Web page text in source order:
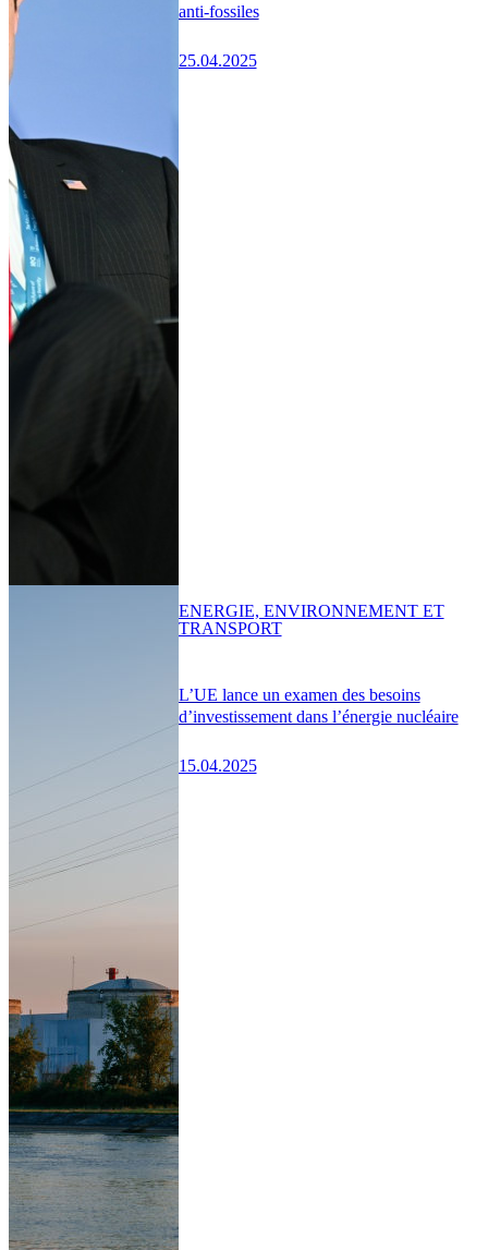
anti-fossiles
25.04.2025
L’UE lance un examen des besoins
d’investissement dans l’énergie nucléaire
15.04.2025
ENERGIE, ENVIRONNEMENT ET
TRANSPORT